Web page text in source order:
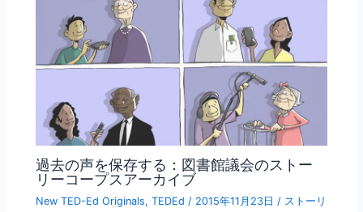
過去の声を保存する：図書館議会のストー
リーコープスアーカイブ
New TED-Ed Originals,TEDEd / 2015年11月23日/ ストーリ